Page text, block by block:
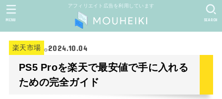
アフィリエイト広告を利用しています
SEARCH
MENU
楽天市場 2024.10.04
PS5 Proを楽天で最安値で手に入れる
ための完全ガイド